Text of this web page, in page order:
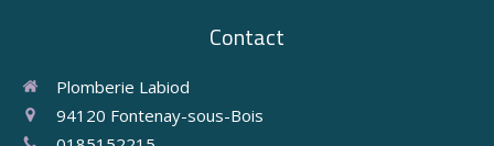
Contact
Plomberie Labiod
94120 Fontenay-sous-Bois